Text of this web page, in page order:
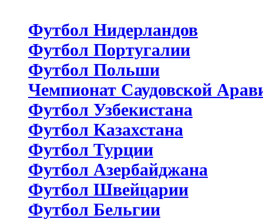
Футбол Нидерландов
Футбол Португалии
Футбол Польши
Чемпионат Саудовской
Футбол Узбекистана
Футбол Казахстана
Футбол Турции
Футбол Азербайджана
Футбол Швейцарии
Футбол Бельгии